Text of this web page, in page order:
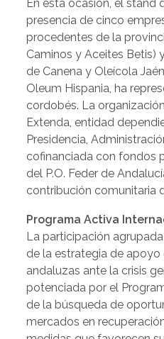
En esta ocasión, el
presencia de cinco
procedentes de la
Caminos y Aceites Betis)
de Canena y Oleícola
Oleum Hispania, ha
cordobés. La
Extenda, entidad
Presidencia,
cofinanciada con fondos
del P.O. Feder de
contribución comunitaria
Programa Activa
La participación
de la estrategia de apoyo
andaluzas ante la crisis
potenciada por el
de la búsqueda de
mercados en